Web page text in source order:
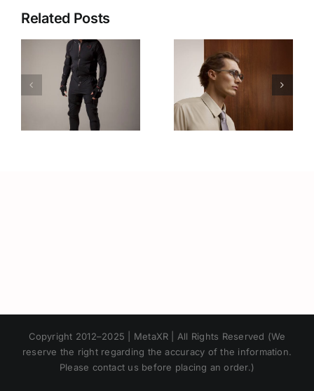
Related Postsรีวิว Even
Realities
G1: แว่นตา
อัจฉริยะจอ
HUD ที่
หน้าตา
เหมือนแว่น
Controller
2: เมื่อ Hand
Tracking
กลายเป็น
เทคโนโลยีที่
Copyright 2012–2025 | MetaXR | All Rights Reserved (We
reserve the right regarding the accuracy of the information.
Please contact us before placing an order.)
Chinese
Korean